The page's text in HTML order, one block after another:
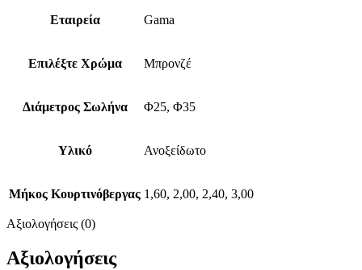
Εταιρεία Gama
Επιλέξτε Χρώμα Μπρονζέ
Διάμετρος Σωλήνα Φ25, Φ35
Υλικό Ανοξείδωτο
Μήκος Κουρτινόβεργας 1,60, 2,00, 2,40, 3,00
Αξιολογήσεις (0)
Αξιολογήσεις